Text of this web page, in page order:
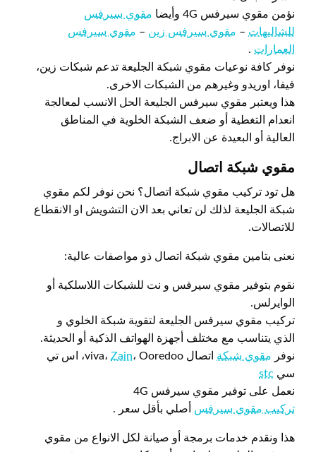
نؤمن مقوي سيرفس 4G وأيضا
مقوي سيرفس
للشاليهات – مقوي سيرفس زين – مقوي سيرفس
العمارات .
نوفر كافة نوعيات مقوي شبكة الجليعة تدعم شبكات زين،
فيفا، اوريدو وغيرهم من الشبكات الاخرى.
هذا ويعتبر مقوي سيرفس الجليعة الحل الانسب لمعالجة
انعدام التغطية أو ضعف الشبكة الخلوية في المناطق
العالية أو البعيدة عن الابراج.
مقوي شبكة اتصال
هل تود تركيب مقوي شبكة اتصال؟ نحن نوفر لكم مقوي
شبكة الجليعة لذلك لن تعاني بعد الان التشويش او الانقطاع
للاتصالات.
نعنى بتامين مقوي شبكة اتصال ذو مواصفات عالية:
نقوم بتوفير مقوي سيرفس و نت للشبكات اللاسلكية أو
الوايرلس.
تركيب مقوي سيرفس الجليعة لتقوية شبكة الخلوي و
الذي يتناسب مع مختلف أجهزة الهواتف الذكية أو الحديثة.
نوفر مقوي شبكة اتصال viva، Zain
، Ooredoo، اس تي
سي stc
نعمل على توفير مقوي سيرفس 4G
تركيب مقوي سيرفس أصلي بأقل سعر .
هذا ونقدم خدمات برمجة أو صيانة لكل الانواع من مقوي